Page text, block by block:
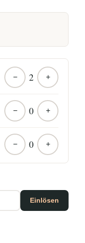
− 2 +
− 0 +
− 0 +
Einlösen